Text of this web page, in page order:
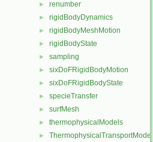
► renumber
► rigidBodyDynamics
► rigidBodyMeshMotion
► rigidBodyState
► sampling
► sixDoFRigidBodyMotion
► sixDoFRigidBodyState
► specieTransfer
► surfMesh
► thermophysicalModels
► ThermophysicalTransportModels